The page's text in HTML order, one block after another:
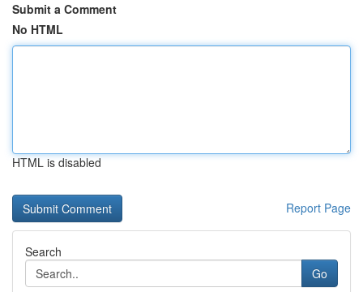
Submit a Comment
No HTML
HTML is disabled
Report Page
Search
Go